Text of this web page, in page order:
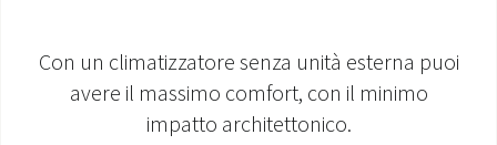
TRATTAMENTO ARIA
Con un climatizzatore senza unità esterna puoi
avere il massimo comfort, con il minimo
impatto architettonico.